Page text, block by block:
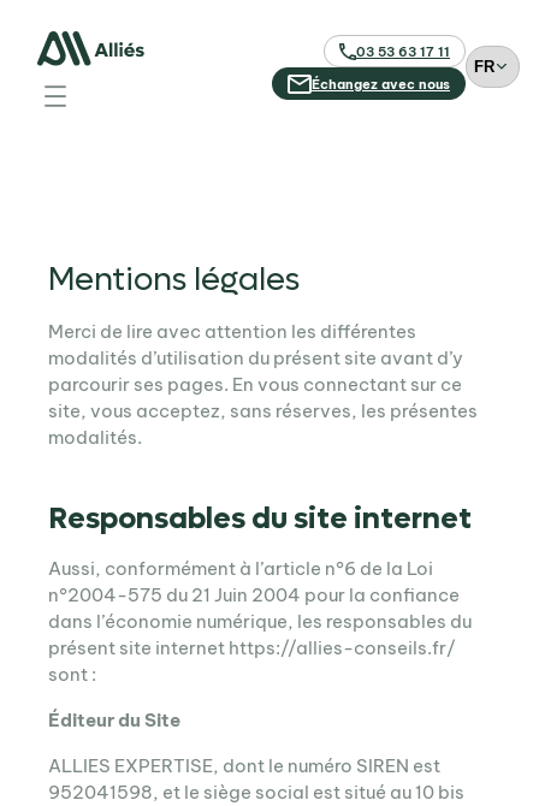
03 53 63 17 11
Échangez avec nous
C
h
Mentions légales
Merci de lire avec attention les différentes
modalités d’utilisation du présent site avant d’y
parcourir ses pages. En vous connectant sur ce
site, vous acceptez, sans réserves, les présentes
modalités.
Responsables du site internet
Aussi, conformément à l’article n°6 de la Loi
n°2004-575 du 21 Juin 2004 pour la confiance
dans l’économie numérique, les responsables du
présent site internet https://allies-conseils.fr/
sont :
Éditeur du Site
ALLIES EXPERTISE, dont le numéro SIREN est
952041598, et le siège social est situé au 10 bis